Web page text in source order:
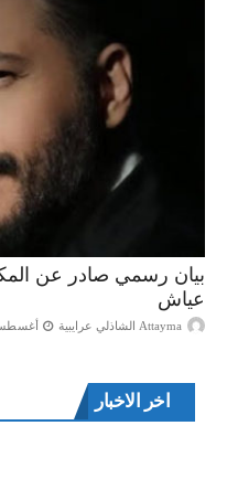
بيان رسمي صادر عن
عياش
Attayma الشاذلي عرايبية أغسطس 03,
اخر الاخبار